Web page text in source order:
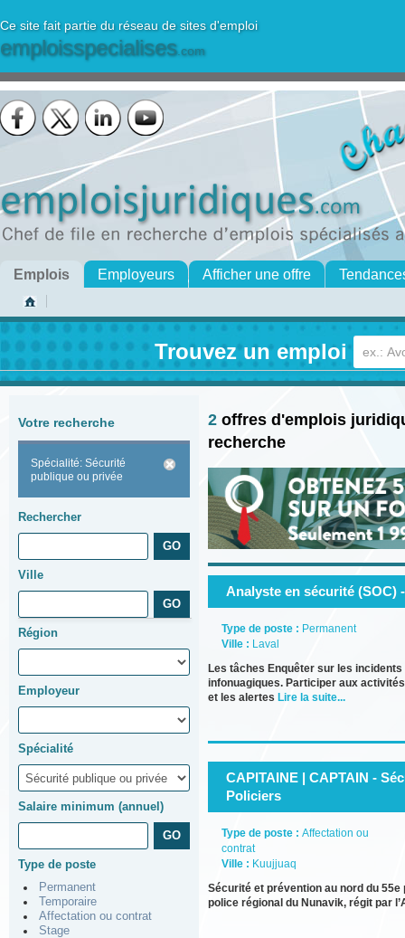
Ce site fait partie du réseau de sites d'emploi
emploisspecialises.com
Emplois Employeurs Afficher une offre
Trouvez un emploi
Votre recherche
Spécialité: Sécurité
publique ou privée
Rechercher
Ville
Région
Employeur
Spécialité
Salaire minimum (annuel)
Type de poste
Permanent
Temporaire
Affectation ou contrat
Stage
2 offres d'emplois
recherche
Analyste en sécurité (SOC)
Type de poste : Permanent
Ville : Laval
Les tâches Enquêter sur les
infonuagiques. Participer aux
et les alertes Lire la suite...
CAPITAINE | CAPTAIN -
Policiers
Type de poste : Affectation ou
contrat
Ville : Kuujjuaq
Sécurité et prévention au nord du
police régional du Nunavik, régit par